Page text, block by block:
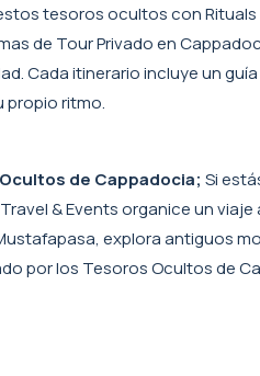
tesoros ocultos con
de Tour Privado en
Cada itinerario incluye un
propio ritmo.
de Cappadocia; Si
& Events organice un
explora antiguos
por los Tesoros Ocultos de